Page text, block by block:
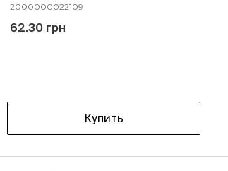
2000000022109
62.30 грн
Купить